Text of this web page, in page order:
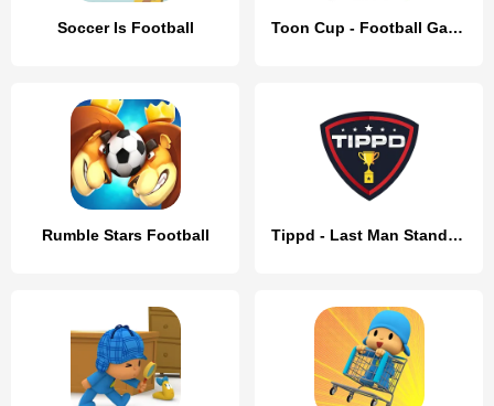
Soccer Is Football Toon Cup - Football Game
Rumble Stars Football Tippd - Last Man Standing.